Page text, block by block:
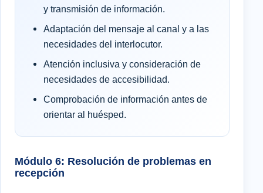
y transmisión de información.
Adaptación del mensaje al canal y a las
necesidades del interlocutor.
Atención inclusiva y consideración de
necesidades de accesibilidad.
Comprobación de información antes de
orientar al huésped.
Módulo 6: Resolución de problemas en
recepción